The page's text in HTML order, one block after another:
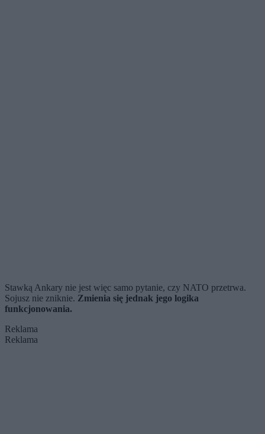
Stawką Ankary nie jest więc samo pytanie, czy NATO przetrwa.
Sojusz nie zniknie. Zmienia się jednak jego logika
funkcjonowania.
Reklama
Reklama